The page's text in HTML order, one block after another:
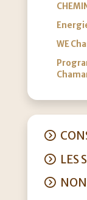
WE
LES